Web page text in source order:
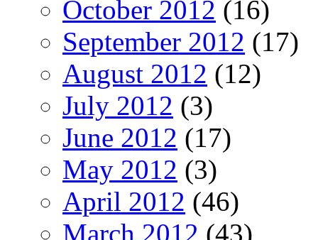
October 2012 (16)
September 2012 (17)
August 2012 (12)
July 2012 (3)
June 2012 (17)
May 2012 (3)
April 2012 (46)
March 2012 (43)